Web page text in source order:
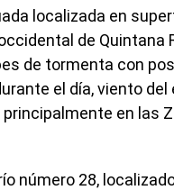
localizada en
de Quintana
de tormenta con
el día, viento
en las
número 28,